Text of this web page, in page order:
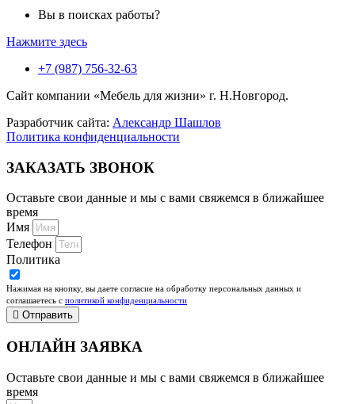
Вы в поисках работы?
Нажмите здесь
+7 (987) 756-32-63
Сайт компании «Мебель для жизни» г. Н.Новгород.
Разработчик сайта: Александр Шашлов
Политика конфиденциальности
ЗАКАЗАТЬ ЗВОНОК
Оставьте свои данные и мы с вами свяжемся в ближайшее
время
Имя
Телефон
Политика
Нажимая на кнопку, вы даете согласие на обработку персональных данных и
соглашаетесь c политикой конфиденциальности
Отправить
ОНЛАЙН ЗАЯВКА
Оставьте свои данные и мы с вами свяжемся в ближайшее
время